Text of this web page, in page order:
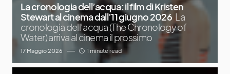
La cronologia dell’acqua: il film di Kristen
Stewart al cinema dall’11 giugno 2026 La
cronologia dell’acqua (The Chronology of
Water) arriva al cinema il prossimo
17 Maggio 2026 1 minute read